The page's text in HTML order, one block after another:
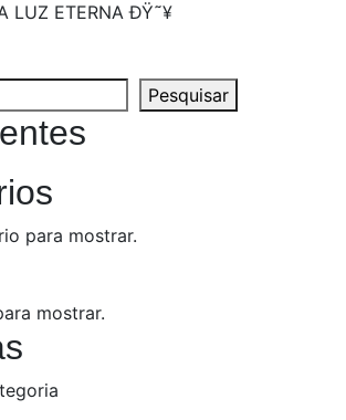
LUZ ETERNA ÐŸ˜¥
Pesquisar
para mostrar.
mostrar.